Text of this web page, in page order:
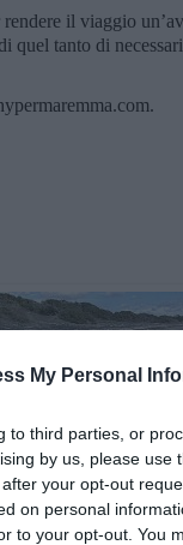
My Personal
to third parties, or
by us, please use
your opt-out
on personal
to your opt-out. You
il viaggio
quel tanto di